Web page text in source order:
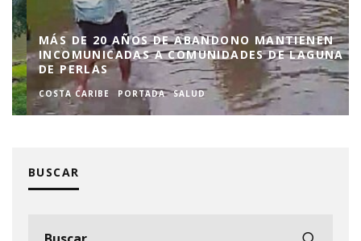
MÁS DE 20 AÑOS DE ABANDONO MANTIENEN
INCOMUNICADAS A COMUNIDADES DE LAGUNA
DE PERLAS
COSTA CARIBE PORTADA SALUD
BUSCAR